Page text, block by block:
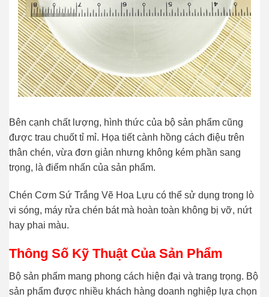
Bên cạnh chất lượng, hình thức của bộ sản phẩm cũng
được trau chuốt tỉ mỉ. Họa tiết cành hồng cách điệu trên
thân chén, vừa đơn giản nhưng không kém phần sang
trọng, là điểm nhấn của sản phẩm.
Chén Cơm Sứ Trắng Vẽ Hoa Lựu có thể sử dụng trong lò
vi sóng, máy rửa chén bát mà hoàn toàn không bị vỡ, nứt
hay phai màu.
Thông Số Kỹ Thuật Của Sản Phẩm
Bộ sản phẩm mang phong cách hiện đại và trang trọng. Bộ
sản phẩm được nhiều khách hàng doanh nghiệp lựa chọn